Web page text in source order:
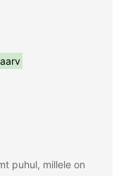
Esimese autori perenimi ja teise autori perenimi, aastaarv
puhul, millele on